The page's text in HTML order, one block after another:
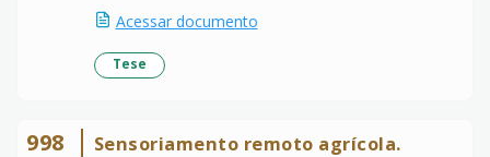
Acessar documento
Tese
998 Sensoriamento remoto agrícola.